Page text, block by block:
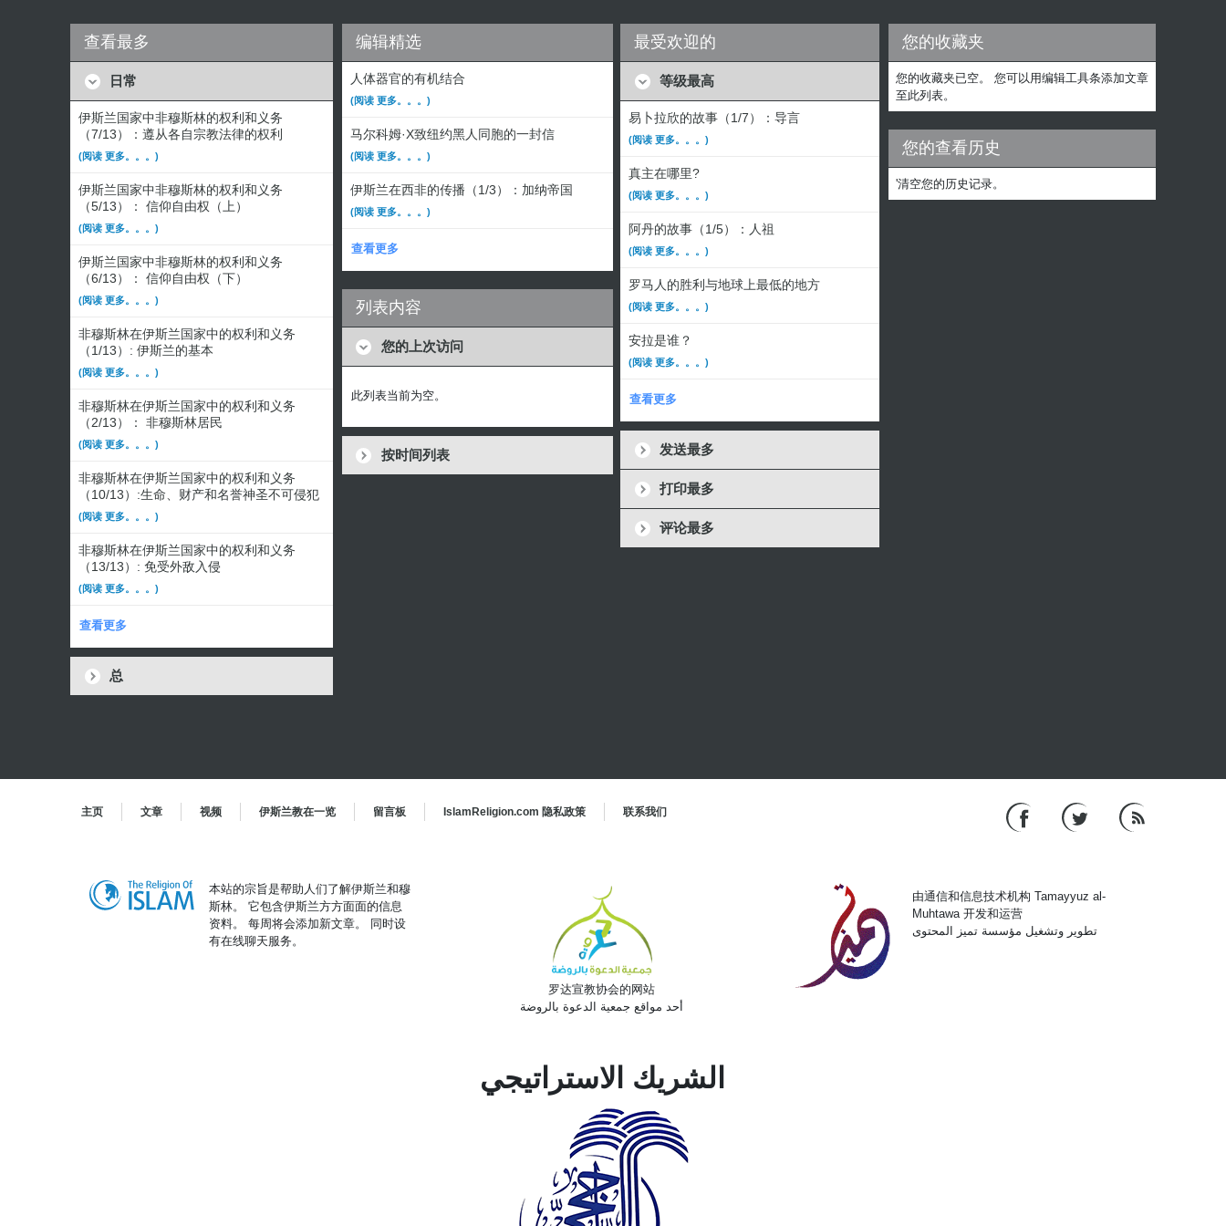
查看最多
日常
伊斯兰国家中非穆斯林的权利和义务
（7/13）：遵从各自宗教法律的权利
(阅读 更多。。。)
伊斯兰国家中非穆斯林的权利和义务
（5/13）： 信仰自由权（上）
(阅读 更多。。。)
伊斯兰国家中非穆斯林的权利和义务
（6/13）： 信仰自由权（下）
(阅读 更多。。。)
非穆斯林在伊斯兰国家中的权利和义务
（1/13）: 伊斯兰的基本
(阅读 更多。。。)
非穆斯林在伊斯兰国家中的权利和义务
（2/13）： 非穆斯林居民
(阅读 更多。。。)
非穆斯林在伊斯兰国家中的权利和义务
（10/13）:生命、财产和名誉神圣不可侵犯
(阅读 更多。。。)
非穆斯林在伊斯兰国家中的权利和义务
（13/13）: 免受外敌入侵
(阅读 更多。。。)
查看更多
总
编辑精选
人体器官的有机结合
(阅读 更多。。。)
马尔科姆·X致纽约黑人同胞的一封信
(阅读 更多。。。)
伊斯兰在西非的传播（1/3）：加纳帝国
(阅读 更多。。。)
查看更多
列表内容
您的上次访问
此列表当前为空。
按时间列表
最受欢迎的
等级最高
易卜拉欣的故事（1/7）：导言
(阅读 更多。。。)
真主在哪里?
(阅读 更多。。。)
阿丹的故事（1/5）：人祖
(阅读 更多。。。)
罗马人的胜利与地球上最低的地方
(阅读 更多。。。)
安拉是谁？
(阅读 更多。。。)
查看更多
发送最多
打印最多
评论最多
您的收藏夹
您的收藏夹已空。 您可以用编辑工具条添加文章
至此列表。
您的查看历史
'清空您的历史记录。
主页 文章 视频 伊斯兰教在一览 留言板 IslamReligion.com 隐私政策 联系我们
本站的宗旨是帮助人们了解伊斯兰和穆
斯林。 它包含伊斯兰方方面面的信息
资料。 每周将会添加新文章。 同时设
有在线聊天服务。
罗达宣教协会的网站
أحد مواقع جمعية الدعوة بالروضة
由通信和信息技术机构 Tamayyuz al-
Muhtawa 开发和运营
تطوير وتشغيل مؤسسة تميز المحتوى
الشريك الاستراتيجي